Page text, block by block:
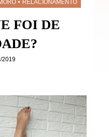
• RELACIONAMENTO
FOI DE
2019